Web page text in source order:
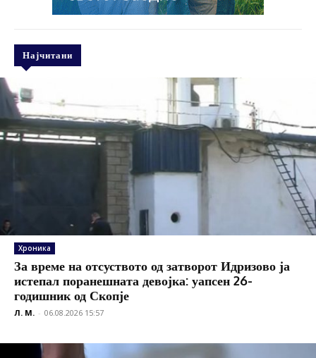
Најчитани
Хроника
За време на отсуството од затворот Идризово ја
истепал поранешната девојка: уапсен 26-
годишник од Скопје
Л. М. - 06.08.2026 15:57